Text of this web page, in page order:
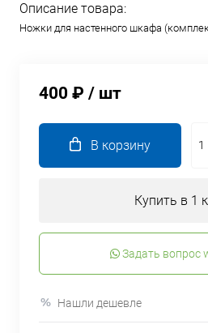
Описание товара:
Ножки для настенного шкафа
400 ₽ / шт
В корзину
Купить в 1
Задать вопрос
Нашли дешевле